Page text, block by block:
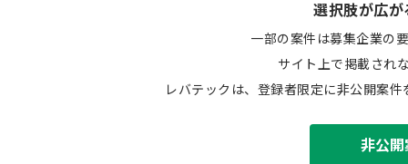
選択肢が広が
一部の案件は募集企業の
サイト上で掲載され
レバテックは、登録者限定に非公開案
非公